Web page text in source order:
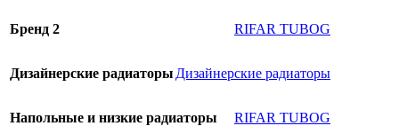
Бренд 2 RIFAR TUBOG
Дизайнерские радиаторы Дизайнерские радиаторы
Напольные и низкие радиаторы
RIFAR TUBOG